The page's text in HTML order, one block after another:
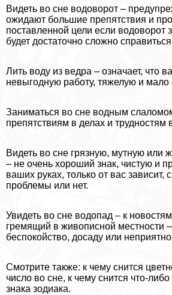
Видеть во сне водоворот –
ожидают большие препятствия и
поставленной цели если водоворот
будет достаточно сложно
Лить воду из ведра – означает, что
невыгодную работу, тяжелую и
Заниматься во сне водным
препятствиям в делах и трудностям
Видеть во сне грязную, мутную или
– не очень хороший знак, чистую и
ваших руках, только от вас
проблемы или нет.
Увидеть во сне водопад – к
гремящий в живописной местности
беспокойство, досаду или
Смотрите также: к чему снится
число во сне, к чему снится что-
знака зодиака.